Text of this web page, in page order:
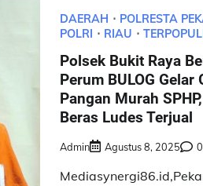
DAERAH
POLRESTA
POLRI
RIAU
Polsek Bukit Raya
Perum BULOG Gelar
Pangan Murah
Beras Ludes Terjual
Admin Agustus 8, 2025 0